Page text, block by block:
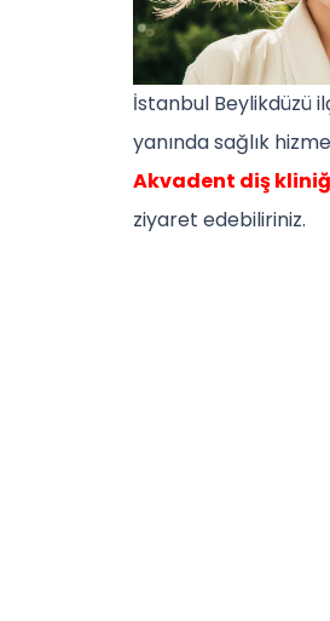
İstanbul Beylikdüzü
yanında sağlık
Akvadent diş
ziyaret edebiliriniz.